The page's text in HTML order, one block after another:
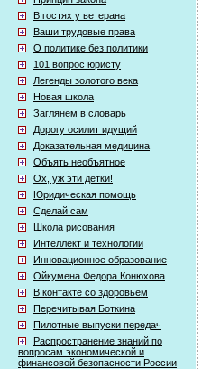
В гостях у ветерана
Ваши трудовые права
О политике без политики
101 вопрос юристу
Легенды золотого века
Новая школа
Заглянем в словарь
Дорогу осилит идущий
Доказательная медицина
Объять необъятное
Ох, уж эти детки!
Юридическая помощь
Сделай сам
Школа рисования
Интеллект и технологии
Инновационное образование
Ойкумена Федора Конюхова
В контакте со здоровьем
Перечитывая Боткина
Пилотные выпуски передач
Распространение знаний по
вопросам экономической и
финансовой безопасности России